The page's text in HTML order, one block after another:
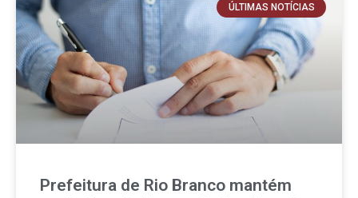
ÚLTIMAS NOTÍCIAS
Prefeitura de Rio Branco mantém